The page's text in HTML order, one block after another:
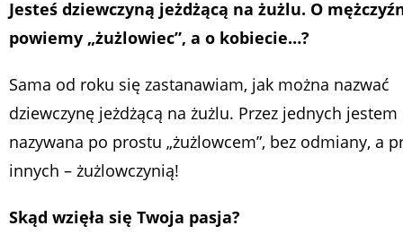
Jesteś dziewczyną jeżdżącą na żużlu. O
powiemy „żużlowiec”, a o kobiecie…?
Sama od roku się zastanawiam, jak można nazwać
dziewczynę jeżdżącą na żużlu. Przez jednych jestem
nazywana po prostu „żużlowcem”, bez odmiany, a
innych – żużlowczynią!
Skąd wzięła się Twoja pasja?